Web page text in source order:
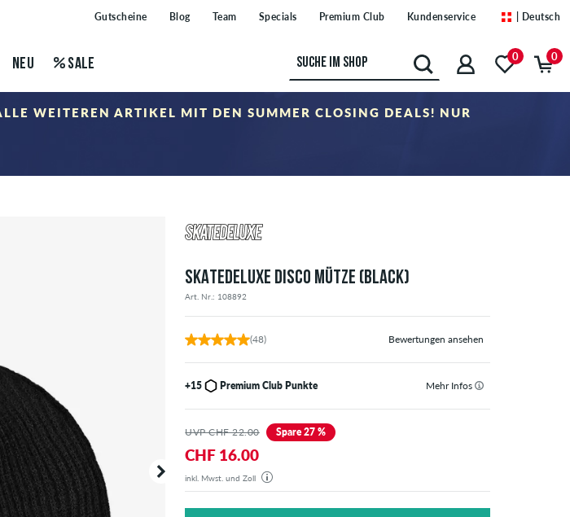
Gutscheine Blog Team Specials Premium Club Kundenservice | Deutsch
NEU SALE 0 0
WEITEREN ARTIKEL MIT DEN SUMMER CLOSING DEALS! NUR
SKATEDELUXE DISCO MÜTZE (BLACK)
Art. Nr.: 108892
(48) Bewertungen ansehen
+15 Premium Club Punkte Mehr Infos
UVP CHF 22.00 Spare 27 %
CHF 16.00
inkl. Mwst. und Zoll
Deine Bestellung wird aus unserem Lager in Deutschland verschickt. Alle Steuern und Zölle sind in dem
angezeigten Preis enthalten. Es fallen außer den Versandkosten keine zusätzlichen Gebühren an.